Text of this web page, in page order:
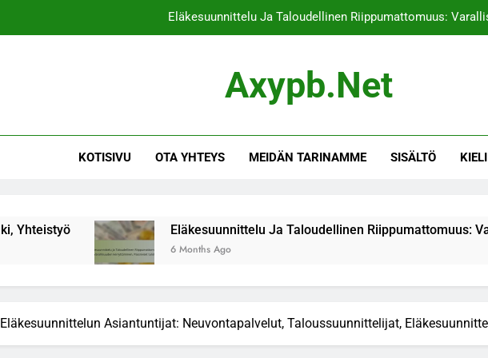
Eläkesuunnittelu Ja Taloudellinen Riippumattomuus:
Eläkesuunnittelu Ja Eläkeoikeudet:
Eläkesuunnittelu Ja Taloudellinen Riippumattomuus:
Eläkesuunnittelu Ja Eläkeoikeudet:
Axypb.net
KOTISIVU OTA YHTEYS MEIDÄN TARINAMME SISÄLTÖ KIELI
Eläkesuunnittelu Ja Taloudellinen Riippumattomuus:
6 Months Ago
Eläkesuunnittelun Asiantuntijat: Neuvontapalvelut, Taloussuunnittelijat,